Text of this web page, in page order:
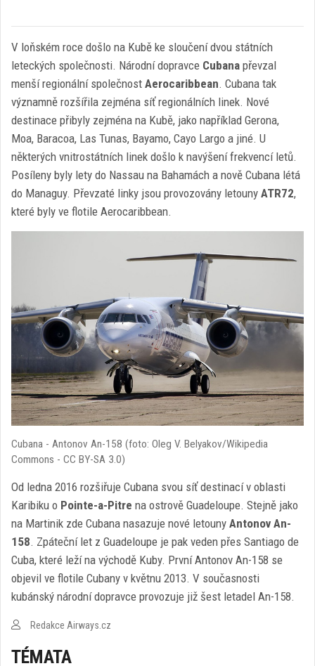
V loňském roce došlo na Kubě ke sloučení dvou státních
leteckých společnosti. Národní dopravce Cubana převzal
menší regionální společnost Aerocaribbean. Cubana tak
významně rozšířila zejména síť regionálních linek. Nové
destinace přibyly zejména na Kubě, jako například Gerona,
Moa, Baracoa, Las Tunas, Bayamo, Cayo Largo a jiné. U
některých vnitrostátních linek došlo k navýšení frekvencí letů.
Posíleny byly lety do Nassau na Bahamách a nově Cubana létá
do Managuy. Převzaté linky jsou provozovány letouny ATR72,
které byly ve flotile Aerocaribbean.
Cubana - Antonov An-158 (foto: Oleg V. Belyakov/Wikipedia
Commons - CC BY-SA 3.0)
Od ledna 2016 rozšiřuje Cubana svou síť destinací v oblasti
Karibiku o Pointe-a-Pitre na ostrově Guadeloupe. Stejně jako
na Martinik zde Cubana nasazuje nové letouny Antonov An-
158. Zpáteční let z Guadeloupe je pak veden přes Santiago de
Cuba, které leží na východě Kuby. První Antonov An-158 se
objevil ve flotile Cubany v květnu 2013. V současnosti
kubánský národní dopravce provozuje již šest letadel An-158.
Redakce Airways.cz
TÉMATA